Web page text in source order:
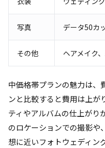
写真 データ50カ
その他 ヘアメイク
中価格帯プランの魅力は、
ンと比較すると費用は上が
ティやアルバムの仕上がり
のロケーションでの撮影や
想に近いフォトウェディン